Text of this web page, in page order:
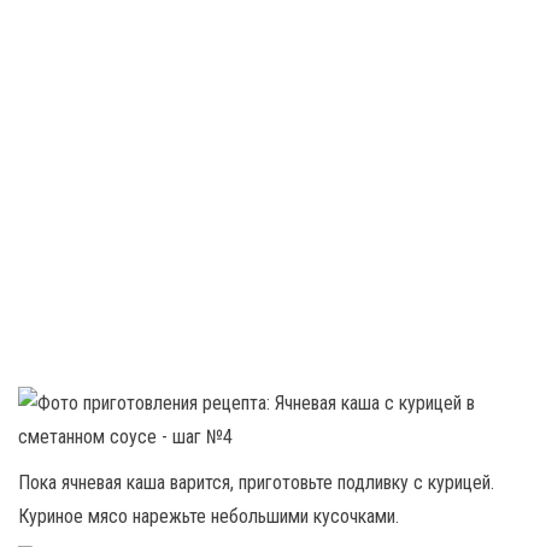
Пока ячневая каша варится, приготовьте подливку с курицей.
Куриное мясо нарежьте небольшими кусочками.